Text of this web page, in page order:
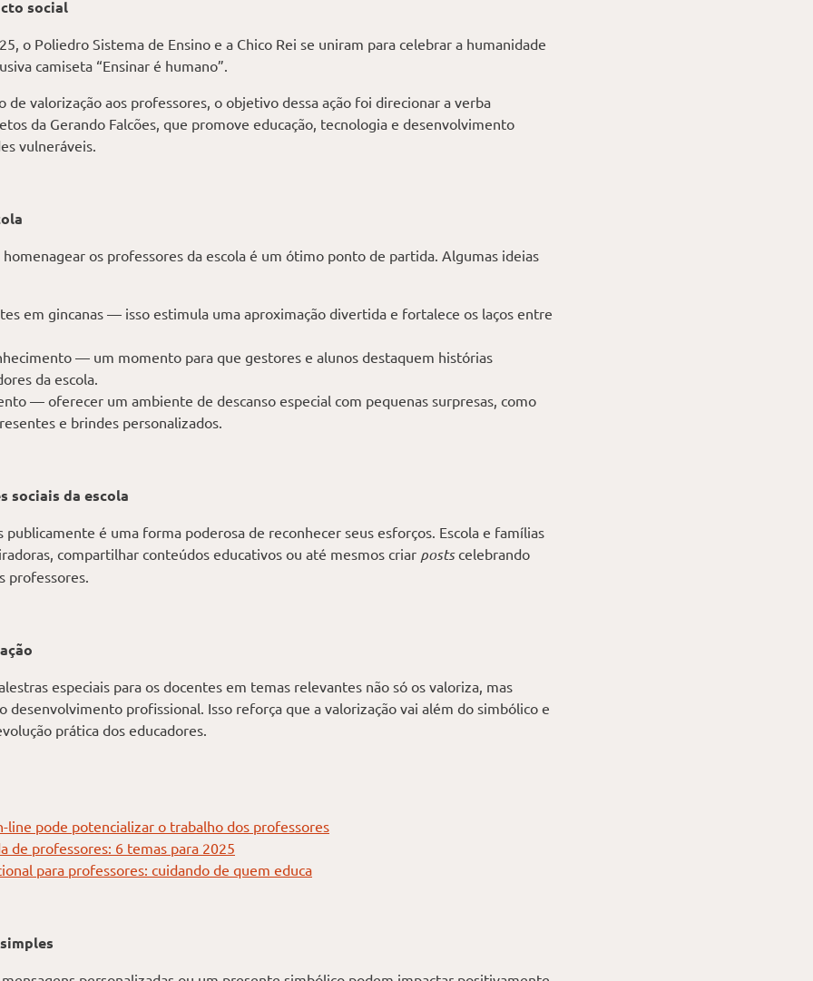
social
o Poliedro Sistema de Ensino e a Chico Rei se uniram para celebrar a humanidade
camiseta “Ensinar é humano”.
de valorização aos professores, o objetivo dessa ação foi direcionar a verba
da Gerando Falcões, que promove educação, tecnologia e desenvolvimento
vulneráveis.
os professores da escola é um ótimo ponto de partida. Algumas ideias
em gincanas — isso estimula uma aproximação divertida e fortalece os laços entre
— um momento para que gestores e alunos destaquem histórias
da escola.
— oferecer um ambiente de descanso especial com pequenas surpresas, como
e brindes personalizados.
sociais da escola
publicamente é uma forma poderosa de reconhecer seus esforços. Escola e famílias
compartilhar conteúdos educativos ou até mesmos criar postscelebrando
professores.
especiais para os docentes em temas relevantes não só os valoriza, mas
desenvolvimento profissional. Isso reforça que a valorização vai além do simbólico e
prática dos educadores.
line pode potencializar o trabalho dos professores
de professores: 6 temas para 2025
para professores: cuidando de quem educa